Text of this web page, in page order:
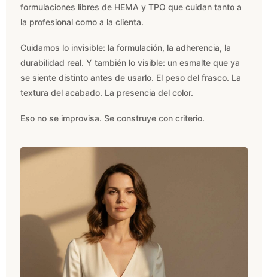
formulaciones libres de HEMA y TPO que cuidan tanto a
la profesional como a la clienta.
Cuidamos lo invisible: la formulación, la adherencia, la
durabilidad real. Y también lo visible: un esmalte que ya
se siente distinto antes de usarlo. El peso del frasco. La
textura del acabado. La presencia del color.
Eso no se improvisa. Se construye con criterio.